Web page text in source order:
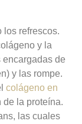
refrescos.
y la
de
y las rompe.
colágeno en
de la proteína.
las cuales